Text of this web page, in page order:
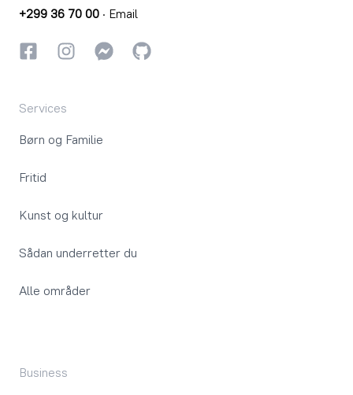
+299 36 70 00 · Email
FacebookInstagramInstagram
GitHub
Services
Børn og Familie
Fritid
Kunst og kultur
Sådan underretter du
Alle områder
Business